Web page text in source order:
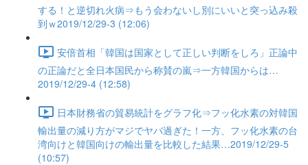
する！と逆切れ火病⇒もう会わないし別にいいと突っ込み殺
到ｗ2019/12/29-3 (12:06)
安倍首相「韓国は国家として正しい判断をしろ」正論中
の正論だと全日本国民から称賛の嵐⇒一方韓国からは…
2019/12/29-4 (12:58)
日本財務省の貿易統計をグラフ化⇒フッ化水素の対韓国
輸出量の減り方がマジでヤバ過ぎた！一方、フッ化水素の台
湾向けと韓国向けの輸出量を比較した結果…2019/12/29-5
(10:57)